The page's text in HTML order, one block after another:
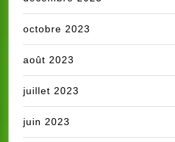
octobre 2023
août 2023
juillet 2023
juin 2023